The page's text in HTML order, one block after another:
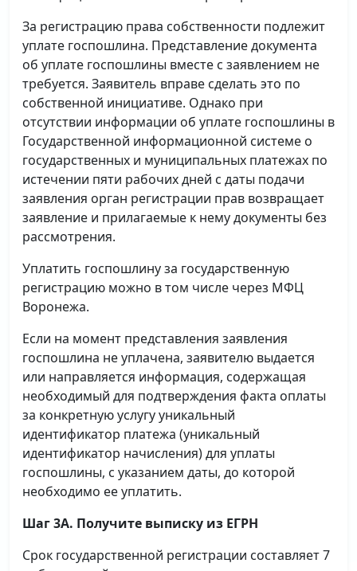
За регистрацию права собственности подлежит
уплате госпошлина. Представление документа
об уплате госпошлины вместе с заявлением не
требуется. Заявитель вправе сделать это по
собственной инициативе. Однако при
отсутствии информации об уплате госпошлины в
Государственной информационной системе о
государственных и муниципальных платежах по
истечении пяти рабочих дней с даты подачи
заявления орган регистрации прав возвращает
заявление и прилагаемые к нему документы без
рассмотрения.
Уплатить госпошлину за государственную
регистрацию можно в том числе через МФЦ
Воронежа.
Если на момент представления заявления
госпошлина не уплачена, заявителю выдается
или направляется информация, содержащая
необходимый для подтверждения факта оплаты
за конкретную услугу уникальный
идентификатор платежа (уникальный
идентификатор начисления) для уплаты
госпошлины, с указанием даты, до которой
необходимо ее уплатить.
Шаг 3А. Получите выписку из ЕГРН
Срок государственной регистрации составляет 7